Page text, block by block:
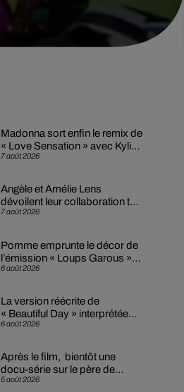
7 août 2026
Madonna sort enfin le remix de
« Love Sensation » avec Kylie
Minogue
7 août 2026
Angèle et Amélie Lens
dévoilent leur collaboration tant
attendue
6 août 2026
Pomme emprunte le décor de
l’émission « Loups Garous »
pour son...
6 août 2026
La version réécrite de
« Beautiful Day » interprétée
lors des...
5 août 2026
Après le film, bientôt une
docu-série sur le père de
Michael Jackson